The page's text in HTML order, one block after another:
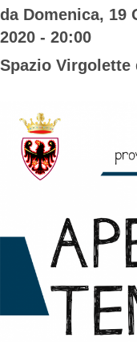
da Domenica, 19
2020 - 20:00
Spazio Virgolette